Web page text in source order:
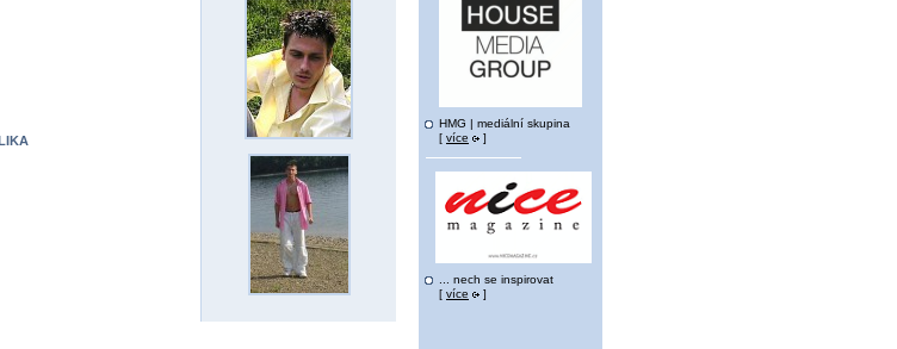
HMG | mediální skupina
[ více ]
... nech se inspirovat
[ více ]